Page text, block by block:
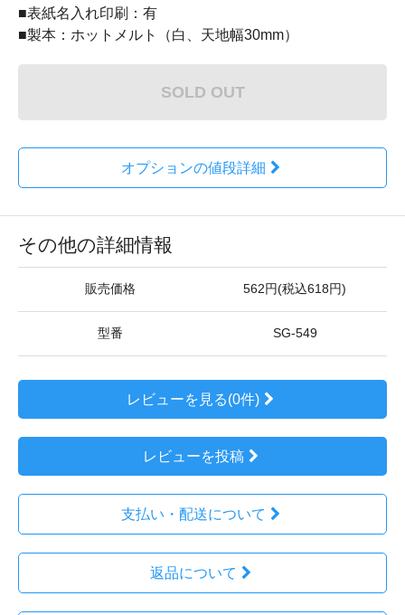
■表紙名入れ印刷：有
■製本：ホットメルト（白、天地幅30mm）
SOLD OUT
オプションの値段詳細
その他の詳細情報
販売価格 562円(税込618円)
型番 SG-549
レビューを見る(0件)
レビューを投稿
支払い・配送について
返品について